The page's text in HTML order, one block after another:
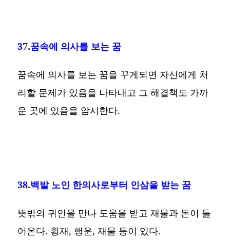
37.꿈속에 의사를 보는 꿈
꿈속에 의사를 보는 꿈을 꾸게되면 자신에게 처
리할 문제가 있음을 나타내고 그 해결책도 가까
운 곳에 있음을 암시한다.
38.백발 노인 한의사로부터 인삼을 받는 꿈
뜻밖의 귀인을 만나 도움을 받고 재물과 돈이 들
어온다. 횡재, 행운, 재물 등이 있다.